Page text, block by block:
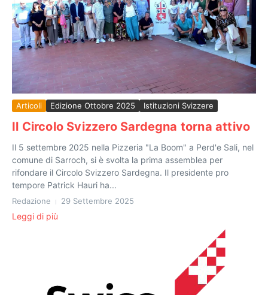
Articoli Edizione Ottobre 2025 Istituzioni Svizzere
Il Circolo Svizzero Sardegna torna attivo
Il 5 settembre 2025 nella Pizzeria "La Boom" a Perd'e Sali, nel
comune di Sarroch, si è svolta la prima assemblea per
rifondare il Circolo Svizzero Sardegna. Il presidente pro
tempore Patrick Hauri ha...
Redazione 29 Settembre 2025
Leggi di più